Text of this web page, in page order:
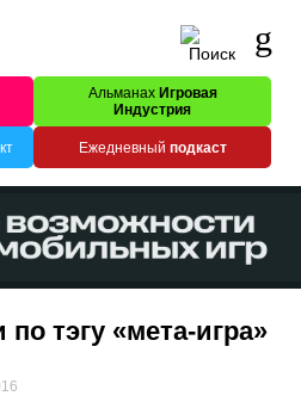
Альманах Игровая
Индустрия
Ежедневный подкаст
тэгу «мета-игра»